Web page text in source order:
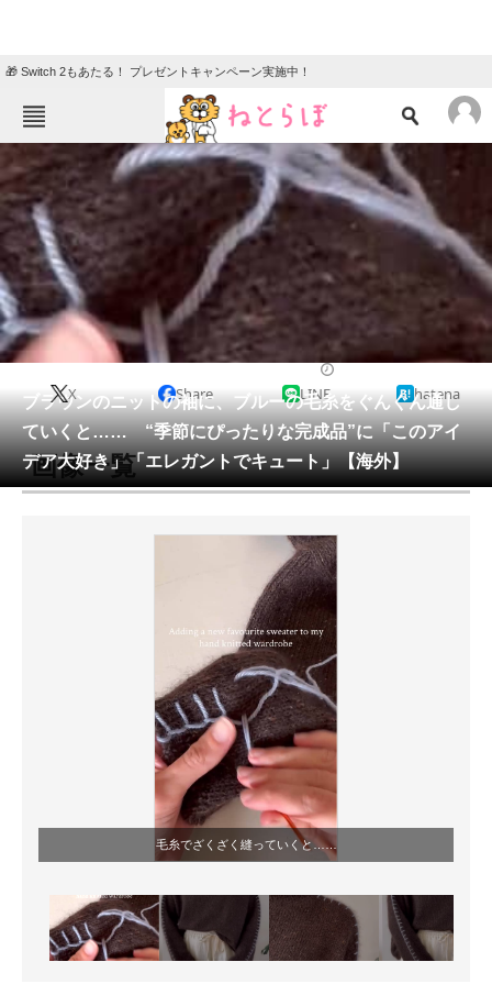
🎁 Switch 2もあたる！ プレゼントキャンペーン実施中！
ねとらぼメニュー
TOP ニュース
エンタメ クイズ
グルメ
住まい 教育・育児
動物 リサーチ
会員記事
メディア
注目記事を集めた総合ページ
ITの今と未来を見通す
進化するPCとデバイスの未来
好きが集まる 比べて選べる
ビジネスと働き方のヒント
AI活用のいまが分かる
企業ITのトレンドを詳説
マーケ×ITの今がよく分かる
ITエンジニア向け専門サイト
ブラウンのニットの袖に、ブルーの毛糸をぐんぐん通し
ていくと…… “季節にぴったりな完成品”に「このアイ
デア大好き」「エレガントでキュート」【海外】
X Share LINE hatena
画像一覧
毛糸でざくざく縫っていくと……